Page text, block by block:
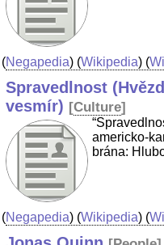
(Negapedia) (Wikipedia) (
Spravedlnost
vesmír) [Culture]
americko-
brána:
(Negapedia) (Wikipedia) (